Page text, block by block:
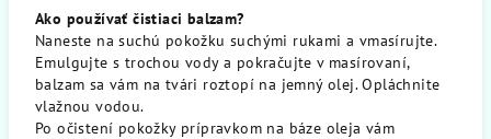
Ako používať čistiaci balzam?
Naneste na suchú pokožku suchými rukami a vmasírujte.
Emulgujte s trochou vody a pokračujte v masírovaní,
balzam sa vám na tvári roztopí na jemný olej. Opláchnite
vlažnou vodou.
Po očistení pokožky prípravkom na báze oleja vám